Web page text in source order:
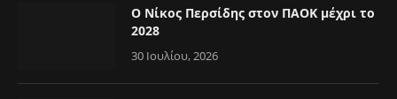
Ο Νίκος Περσίδης στον ΠΑΟΚ μέχρι το
2028
30 Ιουλίου, 2026